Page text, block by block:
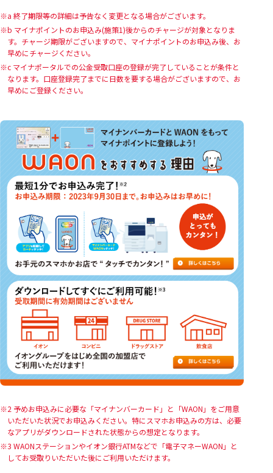
a 終了期限等の詳細は予告なく変更となる場合がございます。
b マイナポイントのお申込み(施策1)後からのチャージが対象となりま
す。チャージ期限がございますので、マイナポイントのお申込み後、お
早めにチャージください。
c マイナポータルでの公金受取口座の登録が完了していることが条件と
なります。口座登録完了までに日数を要する場合がございますので、お
早めにご登録ください。
2 予めお申込みに必要な「マイナンバーカード」と「WAON」をご用意
いただいた状況でお申込みください。特にスマホお申込みの方は、必要
なアプリがダウンロードされた状態からの想定となります。
3 WAONステーションやイオン銀行ATMなどで「電子マネーWAON」と
してお受取りいただいた後にご利用いただけます。